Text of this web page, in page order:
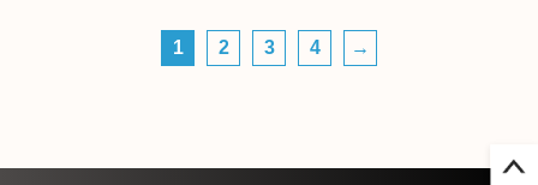
1 2 3 4 →